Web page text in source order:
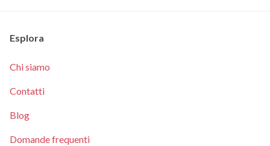
Esplora
Chi siamo
Contatti
Blog
Domande frequenti